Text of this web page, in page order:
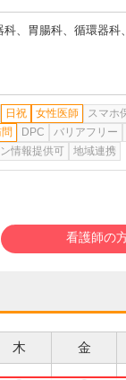
科、 胃腸科、 循環器科、
日祝 女性医師 スマホ
DPC バリアフリー
情報提供可 地域連携
看護師の
木 金